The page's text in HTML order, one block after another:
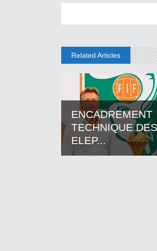
Related Articles
ENCADREMENT
TECHNIQUE DES
ELEP...